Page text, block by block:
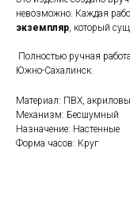
невозможно. Каждая
экземпляр, который
Полностью ручная
Южно-Сахалинск.
Материал: ПВХ,
Механизм: Бесшумный
Назначение: Настенные
Форма часов: Круг